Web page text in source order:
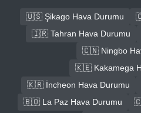
🇺🇸 Şikago Hava Durumu
🇮🇷 Tahran Hava Durumu
🇨🇳 Ningbo
🇰🇪 Kakamega
🇰🇷 İncheon Hava Durumu
🇧🇴 La Paz Hava Durumu